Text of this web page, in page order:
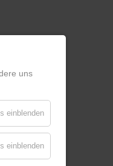
uns
einblenden
einblenden